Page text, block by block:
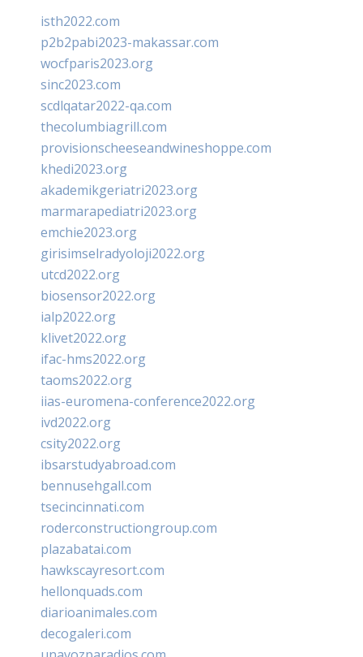
isth2022.com
p2b2pabi2023-makassar.com
wocfparis2023.org
sinc2023.com
scdlqatar2022-qa.com
thecolumbiagrill.com
provisionscheeseandwineshoppe.com
khedi2023.org
akademikgeriatri2023.org
marmarapediatri2023.org
emchie2023.org
girisimselradyoloji2022.org
utcd2022.org
biosensor2022.org
ialp2022.org
klivet2022.org
ifac-hms2022.org
taoms2022.org
iias-euromena-conference2022.org
ivd2022.org
csity2022.org
ibsarstudyabroad.com
bennusehgall.com
tsecincinnati.com
roderconstructiongroup.com
plazabatai.com
hawkscayresort.com
hellonquads.com
diarioanimales.com
decogaleri.com